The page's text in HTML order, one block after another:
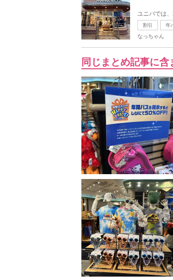
ユニバでは
割引 年
なっちゃん
同じまとめ記事に